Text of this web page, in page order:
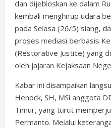
dan dijebloskan ke dalam
kembali menghirup udara
pada Selasa (26/5) siang,
proses mediasi berbasis
(Restorative Justice) yang
oleh jajaran Kejaksaan
Kabar ini disampaikan
Henock, SH, MSi anggota
Timur, yang turut
Permanto. Melalui